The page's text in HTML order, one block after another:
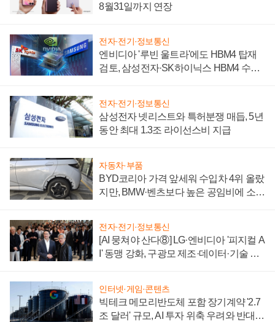
8월31일까지 연장
전자·전기·정보통신
엔비디아 '루빈 울트라'에도 HBM4 탑재
검토, 삼성전자·SK하이닉스 HBM4 수율
전자·전기·정보통신
삼성전자 넷리스트와 특허분쟁 매듭, 5년
동안 최대 1.3조 라이선스비 지급
자동차·부품
BYD코리아 가격 앞세워 수입차 4위 올랐
지만, BMW·벤츠보다 높은 공임비에 소비
전자·전기·정보통신
[AI 뭉쳐야 산다⑧] LG·엔비디아 '피지컬 A
I' 동맹 강화, 구광모 제조·데이터·기술 결
인터넷·게임·콘텐츠
빅테크 메모리반도체 포함 장기계약 '2.7
조 달러' 규모, AI 투자 위축 우려와 반대